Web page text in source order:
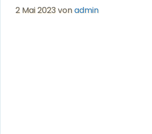
2 Mai 2023vonadmin